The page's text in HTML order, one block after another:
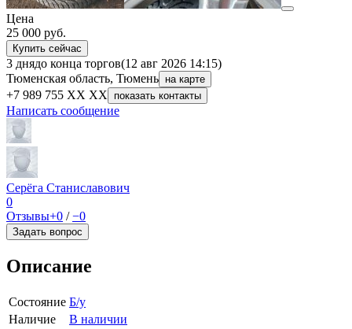
Цена
25 000 руб.
Купить сейчас
3 днядо конца торгов(12 авг 2026 14:15)
Тюменская область, Тюмень на карте
+7 989 755 XX XX показать контакты
Написать сообщение
Серёга Станиславович
0
Отзывы+0 /−0
Задать вопрос
Описание
Состояние Б/у
Наличие
В наличии